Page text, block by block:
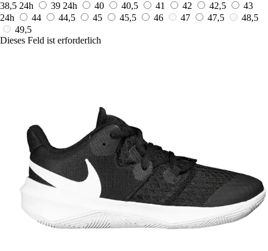
38,5 24h 39 24h 40 40,5 41 42 42,5
43
24h
44 44,5 45 45,5 46 47 47,5
48,5
49,5
Dieses Feld ist erforderlich